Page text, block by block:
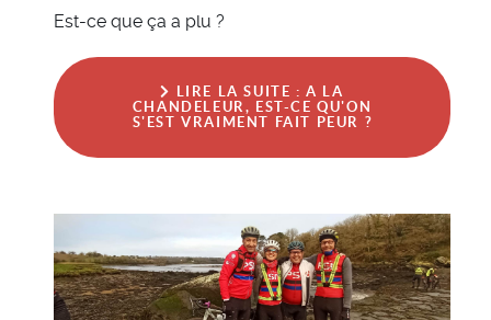
Est-ce que ça a plu ?
LIRE LA SUITE : A LA
CHANDELEUR, EST-CE QU'ON
S'EST VRAIMENT FAIT PEUR ?